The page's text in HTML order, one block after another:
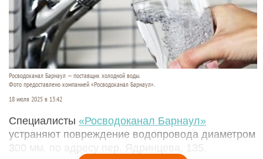
Росводоканал Барнаул — поставщик холодной воды.
Фото предоставлено компанией «Росводоканал Барнаул».
18 июля 2025 в 13:42
Специалисты «Росводоканал Барнаул»
устраняют повреждение водопровода диаметром
300 мм. по адресу пер. Ядринцева, 135.